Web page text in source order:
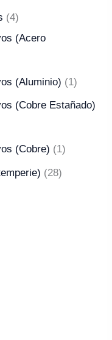
4
(Acero
(Aluminio) 1
(Cobre Estañado)
(Cobre) 1
28